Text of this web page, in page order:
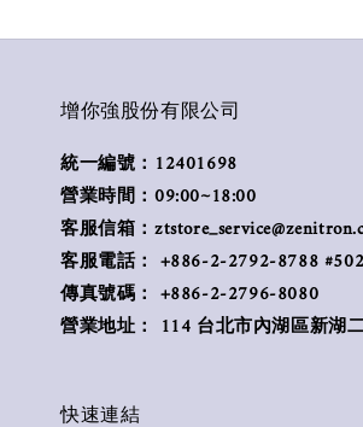
增你強股份有限公司
統一編號：12401698
營業時間：09:00~18:00
客服信箱：
客服電話： +886-2-2792-8788 #502
傳真號碼： +886-2-2796-8080
營業地址： 114 台北市內湖區新湖
快速連結